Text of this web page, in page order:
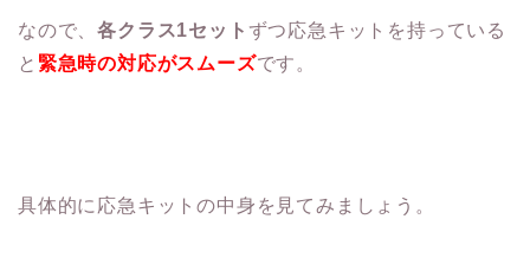
なので、各クラス1セット ずつ応急キットを持っている
と 緊急時の対応がスムーズです。
具体的に応急キットの中身を見てみましょう。